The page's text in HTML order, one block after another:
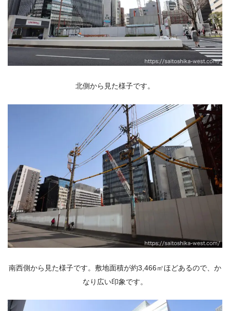
北側から見た様子です。
南西側から見た様子です。敷地面積が約3,466㎡ほどあるので、か
なり広い印象です。